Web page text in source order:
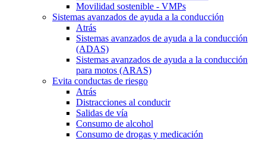
Movilidad sostenible - VMPs
Sistemas avanzados de ayuda a la conducción
Atrás
Sistemas avanzados de ayuda a la conducción
(ADAS)
Sistemas avanzados de ayuda a la conducción
para motos (ARAS)
Evita conductas de riesgo
Atrás
Distracciones al conducir
Salidas de vía
Consumo de alcohol
Consumo de drogas y medicación